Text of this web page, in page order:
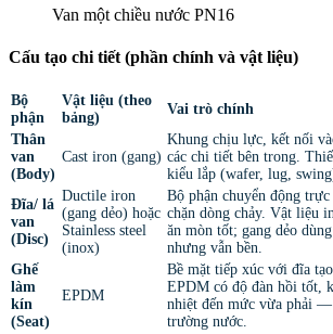
Van một chiều nước PN16
Cấu tạo chi tiết (phần chính và vật liệu)
Bộ
phận
Vật liệu (theo
bảng)
Vai trò chính
Thân
van
(Body)
Cast iron (gang)
Khung chịu lực, kết nối
các chi tiết bên trong.
kiểu lắp (wafer, lug,
Đĩa/ lá
van
(Disc)
Ductile iron
(gang dẻo) hoặc
Stainless steel
(inox)
Bộ phận chuyển động
chặn dòng chảy. Vật liệu
ăn mòn tốt; gang dẻo
nhưng vẫn bền.
Ghế
làm
kín
(Seat)
EPDM
Bề mặt tiếp xúc với đĩa
EPDM có độ đàn hồi tốt,
nhiệt đến mức vừa phải
trường nước.